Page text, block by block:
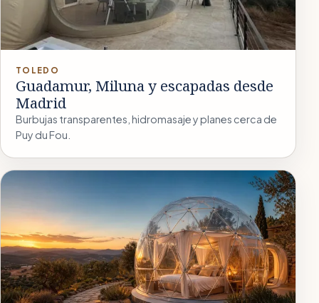
TOLEDO
Guadamur, Miluna y escapadas desde
Madrid
Burbujas transparentes, hidromasaje y planes cerca de
Puy du Fou.